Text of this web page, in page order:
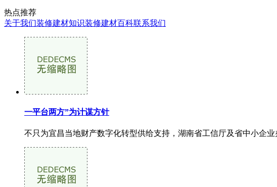
热点推荐
关于我们装修建材知识装修建材百科联系我们
一平台两方”为计谋方针
不只为宜昌当地财产数字化转型供给支持，湖南省工信厅及省中小企